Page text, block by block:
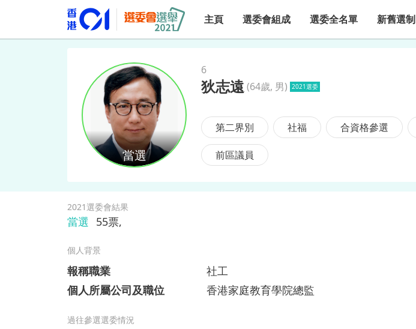
主頁 選委會組成 選委全名單 新舊選制
狄志遠
6
狄志遠(64歲, 男) 2021選委
第二界別 社福 合資格參選
前區議員
2021選委會結果
當選 55票,
個人背景
報稱職業
社工
個人所屬公司及職位
香港家庭教育學院總監
過往參選選委情況